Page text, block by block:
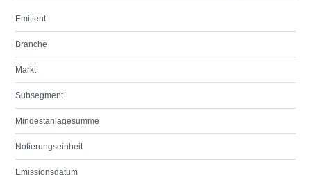
Emittent
Branche
Markt
Subsegment
Mindestanlagesumme
Notierungseinheit
Emissionsdatum